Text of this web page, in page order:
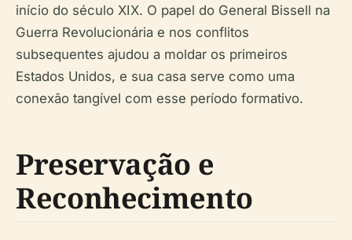
início do século XIX. O papel do General Bissell na
Guerra Revolucionária e nos conflitos
subsequentes ajudou a moldar os primeiros
Estados Unidos, e sua casa serve como uma
conexão tangível com esse período formativo.
Preservação e
Reconhecimento